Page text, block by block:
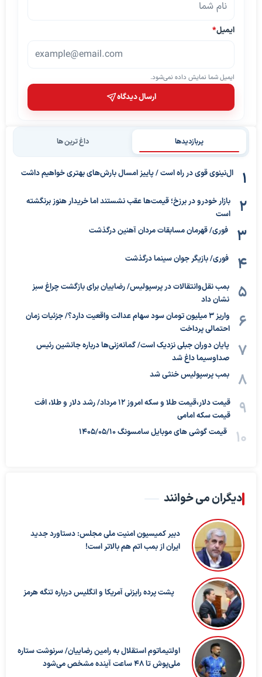
ایمیل*
ایمیل شما نمایش داده نمی‌شود.
ارسال دیدگاه
پربازدیدها داغ ترین ها
ال‌نینوی قوی در راه است / پاییز امسال بارش‌های بهتری خواهیم داشت
بازار خودرو در برزخ؛ قیمت‌ها عقب نشستند اما خریدار هنوز برنگشته
است
فوری/ قهرمان مسابقات مردان آهنین درگذشت
فوری/ بازیگر جوان سینما درگذشت
بمب نقل‌وانتقالات در پرسپولیس/ رضاییان برای بازگشت چراغ سبز
نشان داد
واریز ۳ میلیون تومان سود سهام عدالت واقعیت دارد؟/ جزئیات زمان
احتمالی پرداخت
پایان دوران جبلی نزدیک است/ گمانه‌زنی‌ها درباره جانشین رئیس
صداوسیما داغ شد
بمب پرسپولیس خنثی شد
قیمت دلار،قیمت طلا و سکه امروز ۱۲ مرداد/ رشد دلار و طلا، افت
قیمت سکه امامی
قیمت گوشی های موبایل سامسونگ 1405/05/10
دیگران می خوانند
دبیر کمیسیون امنیت ملی مجلس: دستاورد جدید
ایران از بمب اتم هم بالاتر است!
پشت پرده رایزنی آمریکا و انگلیس درباره تنگه هرمز
اولتیماتوم استقلال به رامین رضاییان/ سرنوشت ستاره
ملی‌پوش تا ۴۸ ساعت آینده مشخص می‌شود